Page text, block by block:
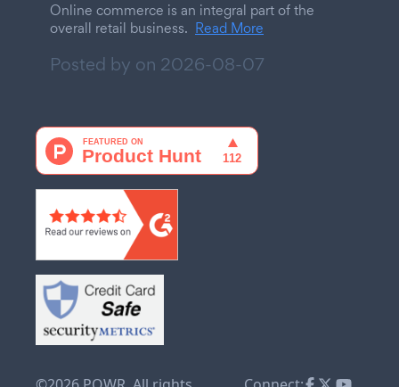
Online commerce is an integral part of the
overall retail business. Read More
Posted by on 2026-08-07